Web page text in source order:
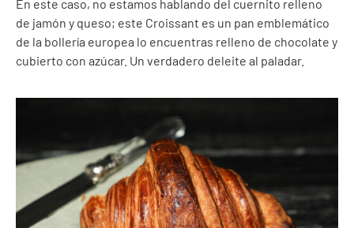
En este caso, no estamos hablando del cuernito relleno
de jamón y queso; este Croissant es un pan emblemático
de la bollería europea lo encuentras relleno de chocolate y
cubierto con azúcar. Un verdadero deleite al paladar.